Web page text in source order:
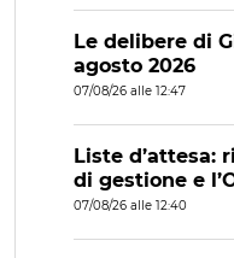
Le delibere di
agosto 2026
07/08/26 alle 12:47
Liste d’attesa:
di gestione e
07/08/26 alle 12:40